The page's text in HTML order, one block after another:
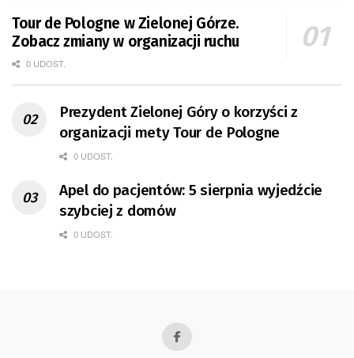
Tour de Pologne w Zielonej Górze.
Zobacz zmiany w organizacji ruchu
0 UDOST.
Prezydent Zielonej Góry o korzyści z
organizacji mety Tour de Pologne
0 UDOST.
Apel do pacjentów: 5 sierpnia wyjedźcie
szybciej z domów
0 UDOST.